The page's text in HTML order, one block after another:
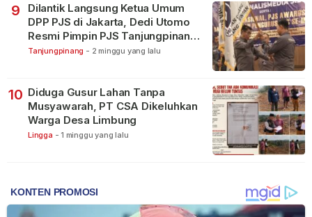
9
Dilantik Langsung Ketua Umum
DPP PJS di Jakarta, Dedi Utomo
Resmi Pimpin PJS Tanjungpinang-
Bintan
Tanjungpinang - 2 minggu yang lalu
10 Diduga Gusur Lahan Tanpa
Musyawarah, PT CSA Dikeluhkan
Warga Desa Limbung
Lingga - 1 minggu yang lalu